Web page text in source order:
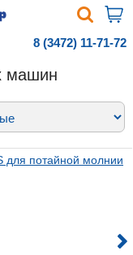
8 (3472) 11-71-72
машин
потайной молнии